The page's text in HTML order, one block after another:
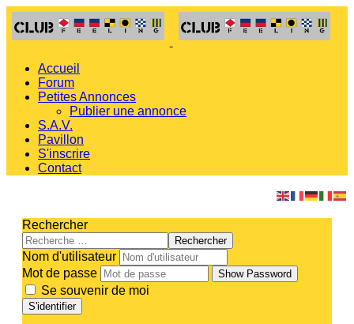
Accueil
Forum
Petites Annonces
Publier une annonce
S.A.V.
Pavillon
S'inscrire
Contact
Rechercher
Rechercher
Nom d'utilisateur
Mot de passe
Show Password
Se souvenir de moi
S'identifier